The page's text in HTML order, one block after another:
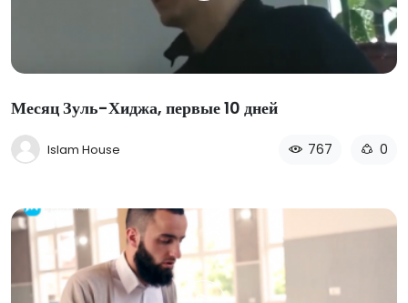
Месяц Зуль-Хиджа, первые 10 дней
Islam House 767 0